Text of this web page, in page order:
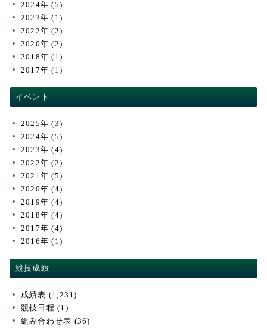
2024年 (5)
2023年 (1)
2022年 (2)
2020年 (2)
2018年 (1)
2017年 (1)
イベント
2025年 (3)
2024年 (5)
2023年 (4)
2022年 (2)
2021年 (5)
2020年 (4)
2019年 (4)
2018年 (4)
2017年 (4)
2016年 (1)
競技成績
成績表 (1,231)
競技日程 (1)
組み合わせ表 (36)